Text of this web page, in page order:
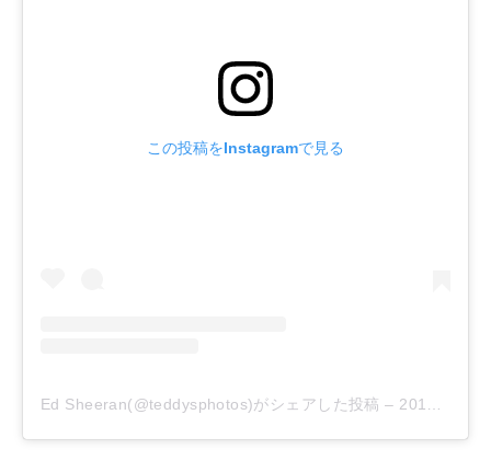
この投稿をInstagramで見る
Ed Sheeran(@teddysphotos)がシェアした投稿 – 2019年 9月月26日午前11時14分PDT